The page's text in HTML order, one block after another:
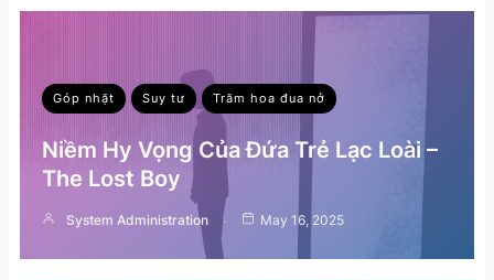
Góp nhặt Suy tư Trăm hoa đua nở
Niềm Hy Vọng Của Đứa Trẻ Lạc Loài –
The Lost Boy
System Administration May 16, 2025